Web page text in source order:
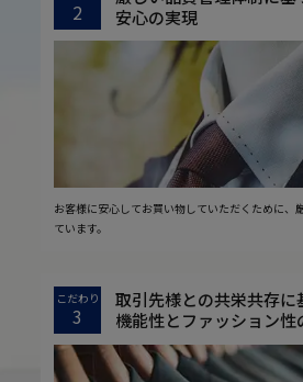
2
安心の実現
お客様に安心してお買い物していただくために、
ています。
こだわり
3
取引先様との共栄共存に
機能性とファッション性